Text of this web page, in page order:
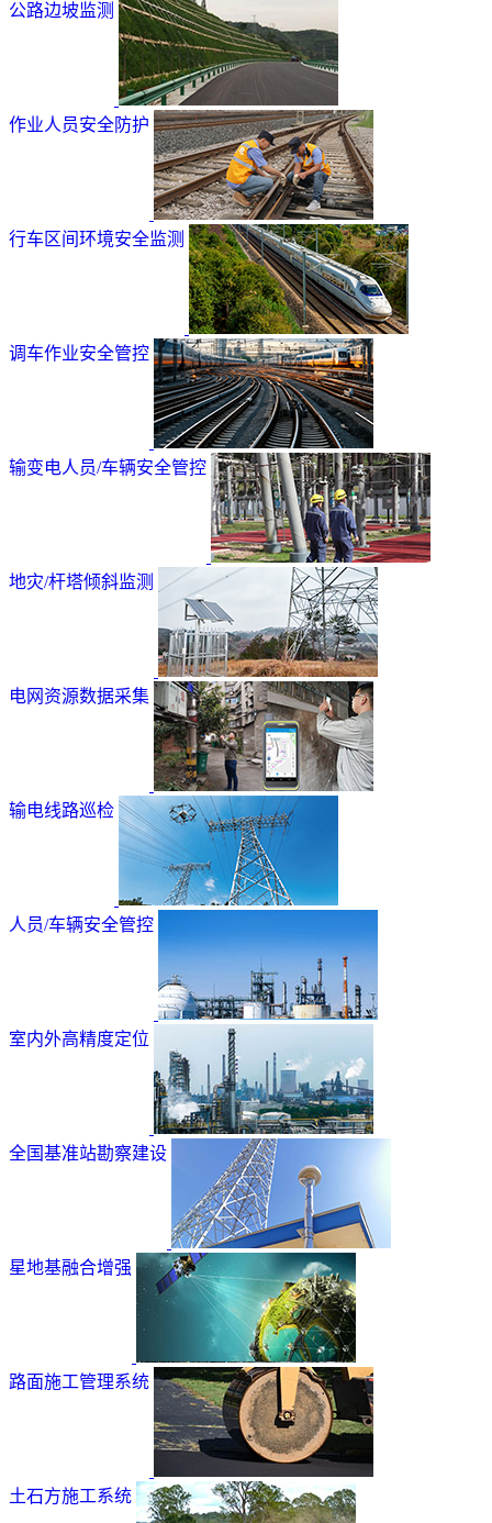
公路边坡监测
作业人员安全防护
行车区间环境安全监测
调车作业安全管控
输变电人员/车辆安全管控
地灾/杆塔倾斜监测
电网资源数据采集
输电线路巡检
人员/车辆安全管控
室内外高精度定位
全国基准站勘察建设
星地基融合增强
路面施工管理系统
土石方施工系统